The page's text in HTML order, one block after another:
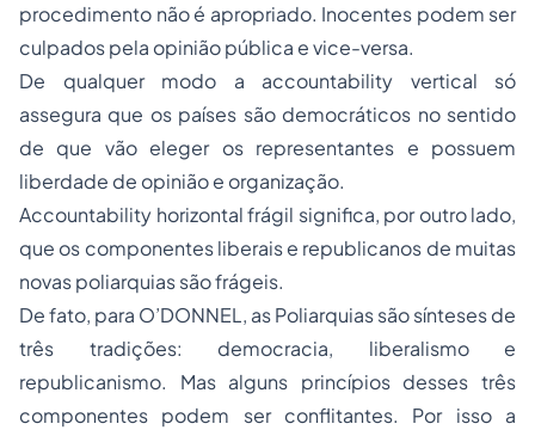
procedimento não é apropriado. Inocentes podem ser
culpados pela opinião pública e vice-versa.
De qualquer modo a accountability vertical só
assegura que os países são democráticos no sentido
de que vão eleger os representantes e possuem
liberdade de opinião e organização.
Accountability horizontal frágil significa, por outro lado,
que os componentes liberais e republicanos de muitas
novas poliarquias são frágeis.
De fato, para O’DONNEL, as Poliarquias são sínteses de
três tradições: democracia, liberalismo e
republicanismo. Mas alguns princípios desses três
componentes podem ser conflitantes. Por isso a